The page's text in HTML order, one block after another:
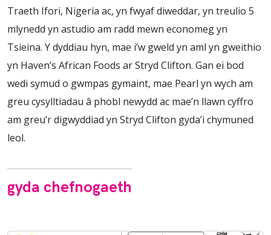
Traeth Ifori, Nigeria ac, yn fwyaf diweddar, yn treulio 5
mlynedd yn astudio am radd mewn economeg yn
Tsieina. Y dyddiau hyn, mae i’w gweld yn aml yn gweithio
yn Haven’s African Foods ar Stryd Clifton. Gan ei bod
wedi symud o gwmpas gymaint, mae Pearl yn wych am
greu cysylltiadau â phobl newydd ac mae’n llawn cyffro
am greu’r digwyddiad yn Stryd Clifton gyda’i chymuned
leol.
gyda chefnogaeth